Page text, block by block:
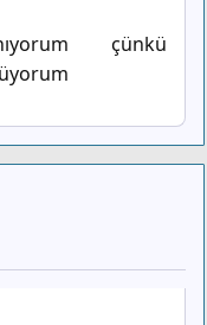
çünkü